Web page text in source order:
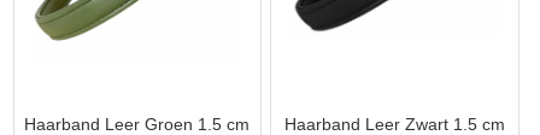
Haarband Leer Groen 1.5 cm Haarband Leer Zwart 1.5 cm